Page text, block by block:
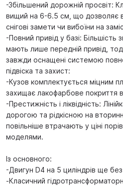
-Збільшений дорожній просвіт:
вищий на 6-6.5 см, що дозволяє
снігові замети чи вибоїни на
-Повний привід у базі: Більшість
мають лише передній привід,
завжди оснащені системою
підвіска та захист:
-Кузов комплектується міцним
захищає лакофарбове покриття
-Престижність і ліквідність:
дорогою та рідкісною на
повільніше втрачають у ціні
моделями.
Із основного:
-Двигун D4 на 5 циліндрів ще
-Класичний